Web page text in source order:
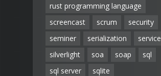
rust programming language
screencast
scrum
security
seminer
serialization
service
silverlight
soa soap
sql
sql server
sqlite